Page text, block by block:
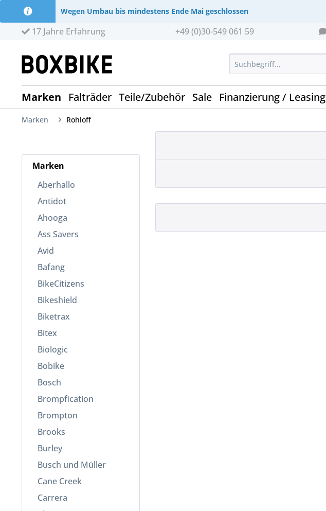
Wegen Umbau bis mindestens Ende Mai geschlossen
17 Jahre Erfahrung +49 (0)30-549 061 59
Marken Falträder Teile/Zubehör Sale Finanzierung / Leasing
Marken Rohloff
Marken
Aberhallo
Antidot
Ahooga
Ass Savers
Avid
Bafang
BikeCitizens
Bikeshield
Biketrax
Bitex
Biologic
Bobike
Bosch
Brompfication
Brompton
Brooks
Burley
Busch und Müller
Cane Creek
Carrera